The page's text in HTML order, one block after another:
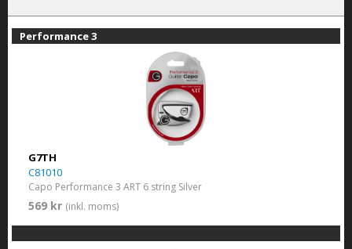
Performance 3
G7TH
C81010
Capo Performance 3 ART 6 string Silver
569 kr (inkl. moms)